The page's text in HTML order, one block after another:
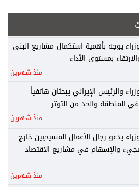
يوجه بأهمية استكمال مشاريع البنى
بمستوى الأداء
منذ شهرين
والرئيس الإيراني يبحثان هاتفياً
المنطقة والحد من التوتر
منذ شهرين
يدعو رجال الأعمال المسيحيين خارج
والإسهام في مشاريع الاقتصاد
منذ شهرين